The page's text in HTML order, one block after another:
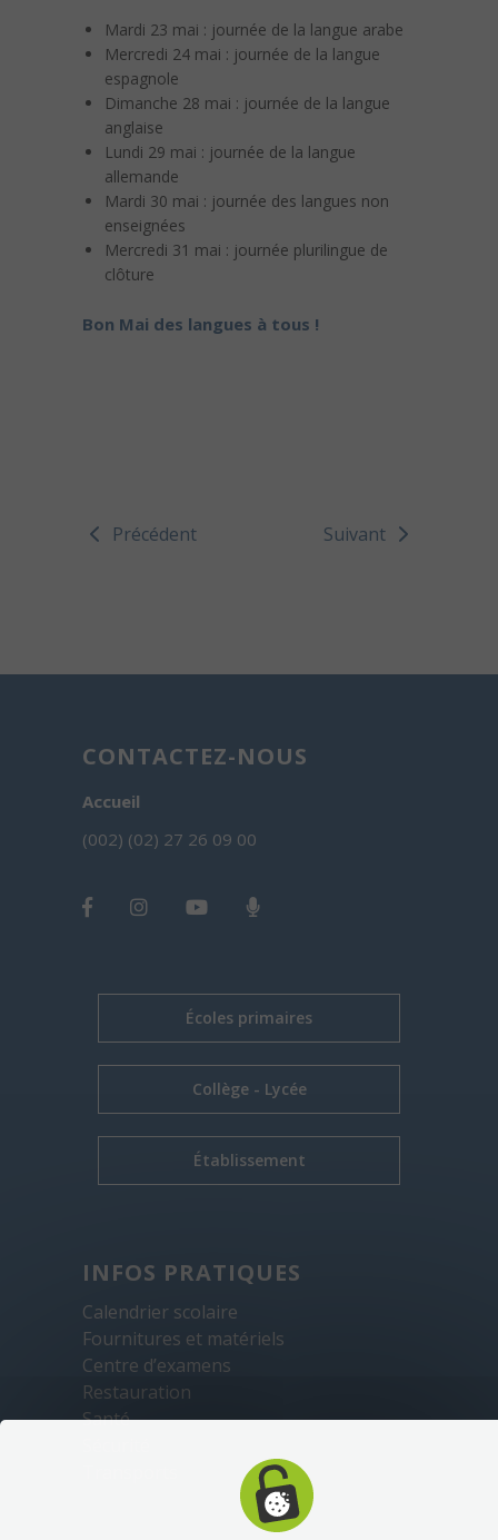
Mardi 23 mai : journée de la langue arabe
Mercredi 24 mai : journée de la langue
espagnole
Dimanche 28 mai : journée de la langue
anglaise
Lundi 29 mai : journée de la langue
allemande
Mardi 30 mai : journée des langues non
enseignées
Mercredi 31 mai : journée plurilingue de
clôture
Bon Mai des langues à tous !
Précédent Suivant
CONTACTEZ-NOUS
Accueil
(002) (02) 27 26 09 00
Écoles primaires
Collège - Lycée
Établissement
INFOS PRATIQUES
Calendrier scolaire
Fournitures et matériels
Centre d’examens
Restauration
Santé